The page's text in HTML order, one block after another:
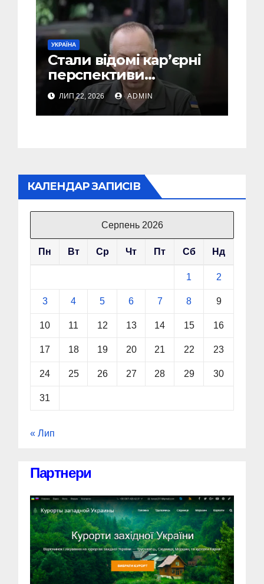
УКРАЇНА
Стали відомі кар’єрні
перспективи
Сирського після
звільнення з посади
Головкому ВСУ
ЛИП 22, 2026 ADMIN
КАЛЕНДАР ЗАПИСІВ
Серпень 2026
Пн Вт Ср Чт Пт Сб Нд
1 2
3 4 5 6 7 8 9
10 11 12 13 14 15 16
17 18 19 20 21 22 23
24 25 26 27 28 29 30
31
« Лип
Партнери